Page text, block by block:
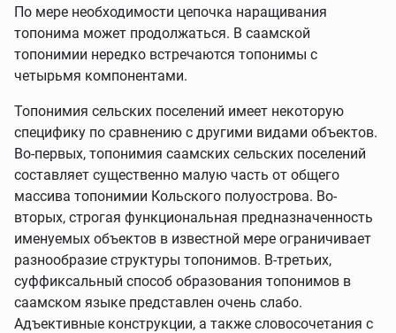
По мере необходимости цепочка наращивания
топонима может продолжаться. В саамской
топонимии нередко встречаются топонимы с
четырьмя компонентами.
Топонимия сельских поселений имеет некоторую
специфику по сравнению с другими видами объектов.
Во-первых, топонимия саамских сельских поселений
составляет существенно малую часть от общего
массива топонимии Кольского полуострова. Во-
вторых, строгая функциональная предназначенность
именуемых объектов в известной мере ограничивает
разнообразие структуры топонимов. В-третьих,
суффиксальный способ образования топонимов в
саамском языке представлен очень слабо.
Адъективные конструкции, а также словосочетания с